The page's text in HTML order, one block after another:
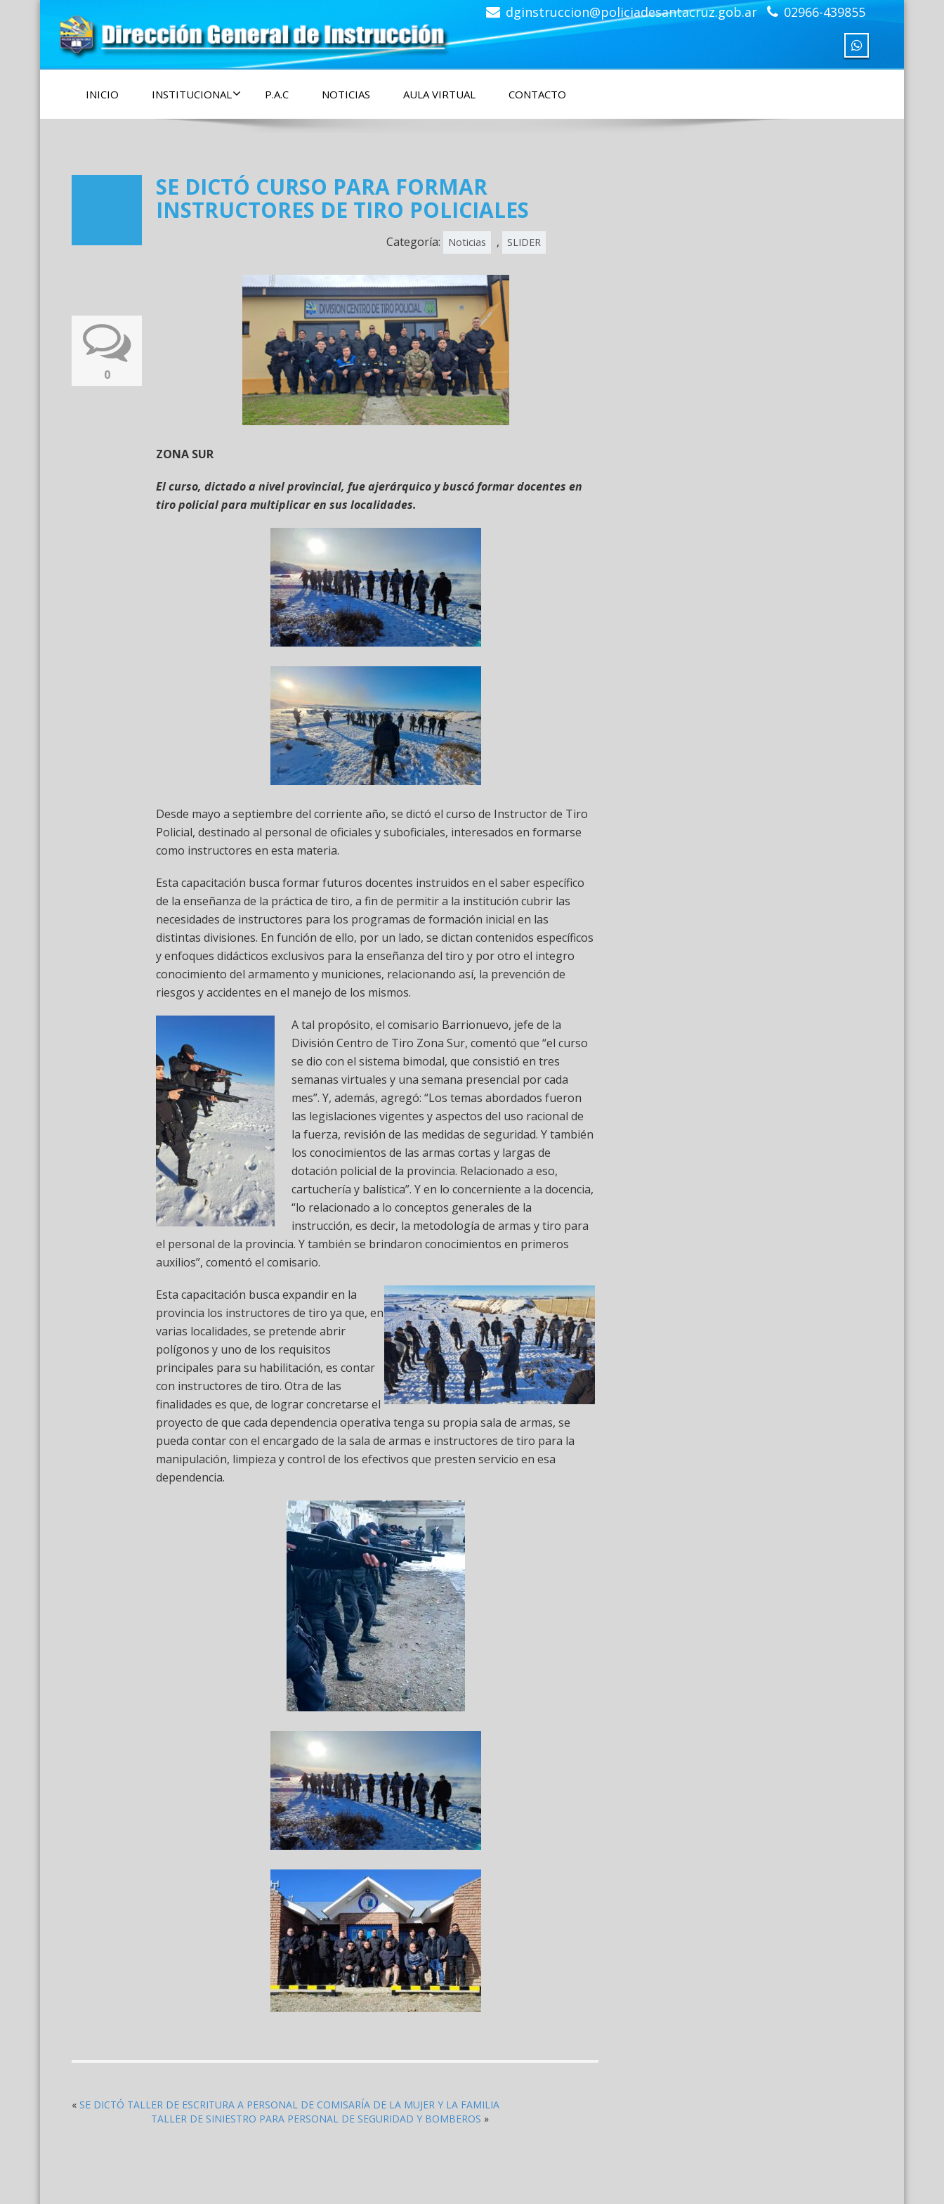
Dirección General de
Instrucción
Policía de la Provincia de Santa Cruz dginstruccion@policiadesantacruz.gob.ar 02966-439855
INICIO INSTITUCIONAL P.A.C NOTICIAS AULA VIRTUAL CONTACTO
0
SE DICTÓ CURSO PARA FORMAR
INSTRUCTORES DE TIRO POLICIALES
Categoría: Noticias , SLIDER
ZONA SUR
El curso, dictado a nivel provincial, fue ajerárquico y buscó formar docentes en
tiro policial para multiplicar en sus localidades.
Desde mayo a septiembre del corriente año, se dictó el curso de Instructor de Tiro
Policial, destinado al personal de oficiales y suboficiales, interesados en formarse
como instructores en esta materia.
Esta capacitación busca formar futuros docentes instruidos en el saber específico
de la enseñanza de la práctica de tiro, a fin de permitir a la institución cubrir las
necesidades de instructores para los programas de formación inicial en las
distintas divisiones. En función de ello, por un lado, se dictan contenidos específicos
y enfoques didácticos exclusivos para la enseñanza del tiro y por otro el integro
conocimiento del armamento y municiones, relacionando así, la prevención de
riesgos y accidentes en el manejo de los mismos.
A tal propósito, el comisario Barrionuevo, jefe de la
División Centro de Tiro Zona Sur, comentó que “el curso
se dio con el sistema bimodal, que consistió en tres
semanas virtuales y una semana presencial por cada
mes”. Y, además, agregó: “Los temas abordados fueron
las legislaciones vigentes y aspectos del uso racional de
la fuerza, revisión de las medidas de seguridad. Y también
los conocimientos de las armas cortas y largas de
dotación policial de la provincia. Relacionado a eso,
cartuchería y balística”. Y en lo concerniente a la docencia,
“lo relacionado a lo conceptos generales de la
instrucción, es decir, la metodología de armas y tiro para
el personal de la provincia. Y también se brindaron conocimientos en primeros
auxilios”, comentó el comisario.
Esta capacitación busca expandir en la
provincia los instructores de tiro ya que, en
varias localidades, se pretende abrir
polígonos y uno de los requisitos
principales para su habilitación, es contar
con instructores de tiro. Otra de las
finalidades es que, de lograr concretarse el
proyecto de que cada dependencia operativa tenga su propia sala de armas, se
pueda contar con el encargado de la sala de armas e instructores de tiro para la
manipulación, limpieza y control de los efectivos que presten servicio en esa
dependencia.
« SE DICTÓ TALLER DE ESCRITURA A PERSONAL DE COMISARÍA DE LA MUJER Y LA FAMILIA
TALLER DE SINIESTRO PARA PERSONAL DE SEGURIDAD Y BOMBEROS »